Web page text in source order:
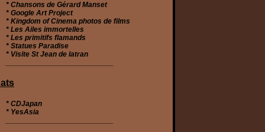
* Chansons de Gérard Manset
* Google Art Project
* Kingdom of Cinema photos de films
* Les Ailes immortelles
* Les primitifs flamands
* Statues Paradise
* Visite St Jean de latran
* CDJapan
* YesAsia